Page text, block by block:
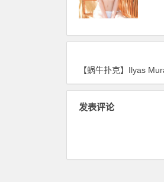
【蜗牛扑克】Ilyas Muradi赢得WPT现
发表评论